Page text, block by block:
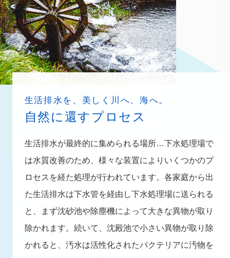
生活排水を、美しく川へ、海へ。
自然に還すプロセス
生活排水が最終的に集められる場所…下水処理場で
は水質改善のため、様々な装置によりいくつかのプ
ロセスを経た処理が行われています。各家庭から出
た生活排水は下水管を経由し下水処理場に送られる
と、まず沈砂池や除塵機によって大きな異物が取り
除かれます。続いて、沈殿池で小さい異物が取り除
かれると、汚水は活性化されたバクテリアに汚物を